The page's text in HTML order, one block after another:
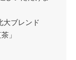
大ブレンド
」